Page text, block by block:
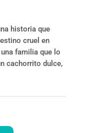
historia que
cruel en
familia que lo
cachorrito dulce,